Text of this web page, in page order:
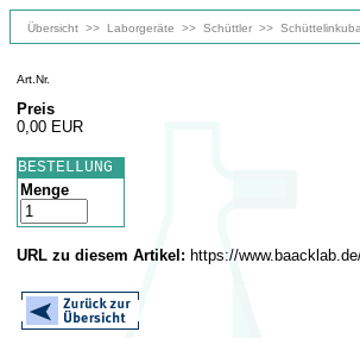
Übersicht >> Laborgeräte >> Schüttler >>
Art.Nr.
Preis
0,00 EUR
BESTELLUNG
Menge
URL zu diesem Artikel: https://